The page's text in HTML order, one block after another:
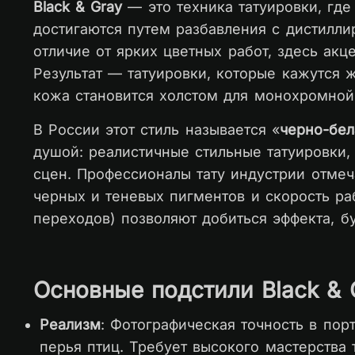
Black & Gray— это техника татуировки,
достигаются путем разбавления с
отличие от ярких цветных работ, здесь
Результат — татуировки, которые
кожа становится холстом для
В России этот стиль называется «черно-
душой: реалистичные стильные
сцен. Профессионалы тату индустрии
черных и теневых пигментов и скорость
переходов) позволяют добиться эффекта,
Основные подстили Black &
Реализм: Фотографическая точность в
перья птиц. Требует высокого